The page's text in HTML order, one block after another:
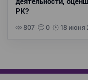
РК?
807 0 18 июня